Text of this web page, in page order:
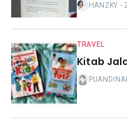
HANZKY ・
TRAVEL
Kitab